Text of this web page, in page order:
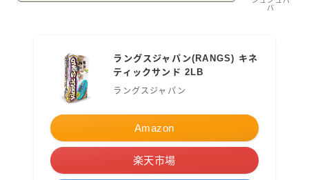
パ
ラングスジャパン(RANGS) キネ
ティックサンド 2LB
ラングスジャパン
Amazon
楽天市場